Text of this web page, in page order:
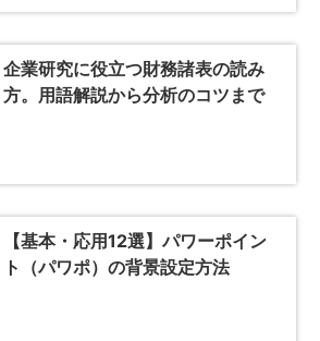
企業研究に役立つ財務諸表の読み
方。用語解説から分析のコツまで
【基本・応用12選】パワーポイン
ト（パワポ）の背景設定方法